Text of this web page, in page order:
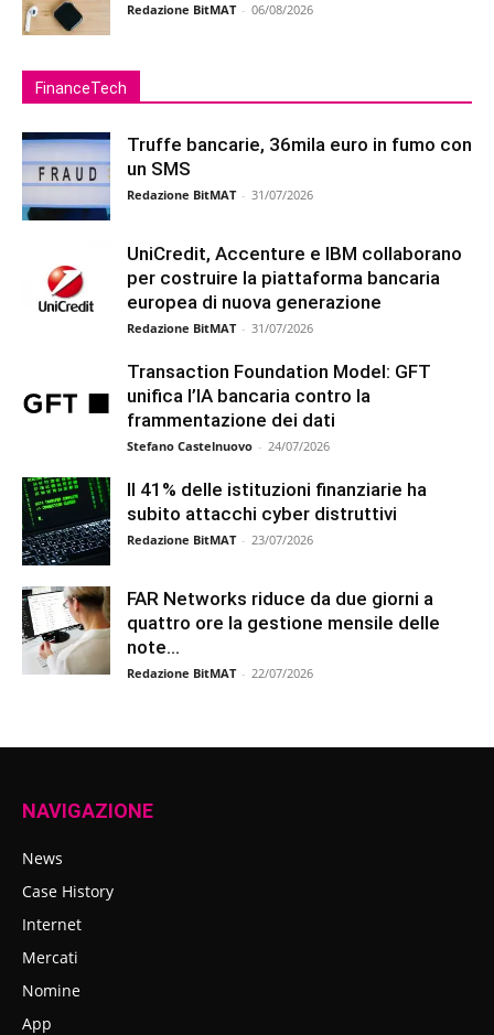
Redazione BitMAT - 06/08/2026
FinanceTech
Truffe bancarie, 36mila euro in fumo con
un SMS
Redazione BitMAT - 31/07/2026
UniCredit, Accenture e IBM collaborano
per costruire la piattaforma bancaria
europea di nuova generazione
Redazione BitMAT - 31/07/2026
Transaction Foundation Model: GFT
unifica l’IA bancaria contro la
frammentazione dei dati
Stefano Castelnuovo - 24/07/2026
Il 41% delle istituzioni finanziarie ha
subito attacchi cyber distruttivi
Redazione BitMAT - 23/07/2026
FAR Networks riduce da due giorni a
quattro ore la gestione mensile delle
note...
Redazione BitMAT - 22/07/2026
NAVIGAZIONE
News
Case History
Internet
Mercati
Nomine
App